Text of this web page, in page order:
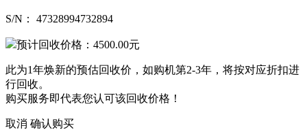
S/N： 47328994732894
预计回收价格： 4500.00元
此为1年焕新的预估回收价，如购机第2-3年，将按对应折扣进
行回收。
购买服务即代表您认可该回收价格！
取消 确认购买